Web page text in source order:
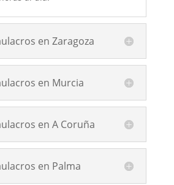
en Zaragoza
en Murcia
en A Coruña
en Palma